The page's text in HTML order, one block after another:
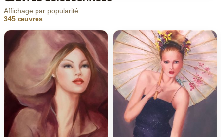
Affichage par popularité
345 œuvres